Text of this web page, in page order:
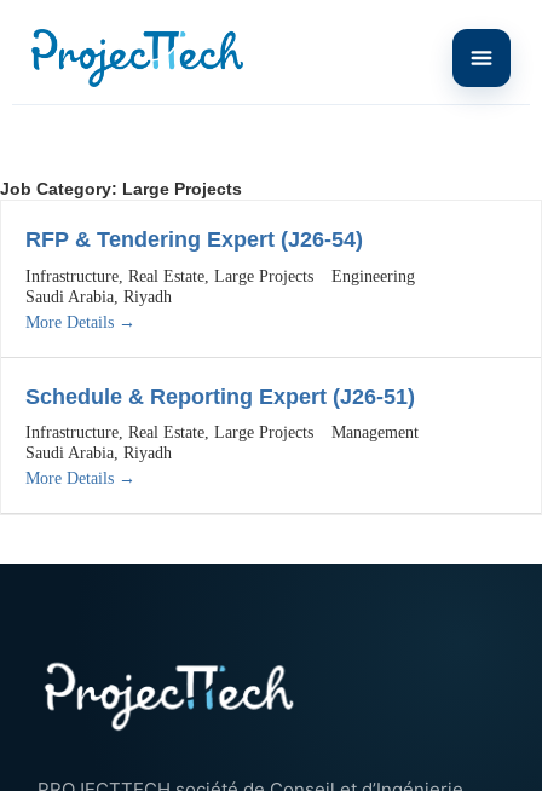
Job Category: Large Projects
RFP & Tendering Expert (J26-54)
Infrastructure Real Estate Large Projects
Engineering
Saudi Arabia Riyadh
More Details
Schedule & Reporting Expert (J26-51)
Infrastructure Real Estate Large Projects
Management
Saudi Arabia Riyadh
More Details